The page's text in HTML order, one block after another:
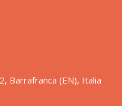
Barrafranca (EN), Italia